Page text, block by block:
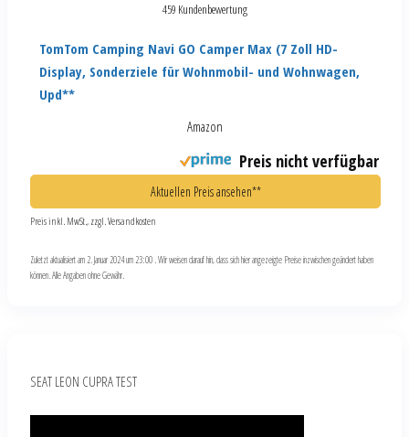
459 Kundenbewertung
TomTom Camping Navi GO Camper Max (7 Zoll HD-
Display, Sonderziele für Wohnmobil- und Wohnwagen,
Upd**
Amazon
Preis nicht verfügbar
Aktuellen Preis ansehen**
Preis inkl. MwSt., zzgl. Versandkosten
Zuletzt aktualisiert am 2. Januar 2024 um 23:00 . Wir weisen darauf hin, dass sich hier angezeigte Preise inzwischen geändert haben
können. Alle Angaben ohne Gewähr.
SEAT LEON CUPRA TEST